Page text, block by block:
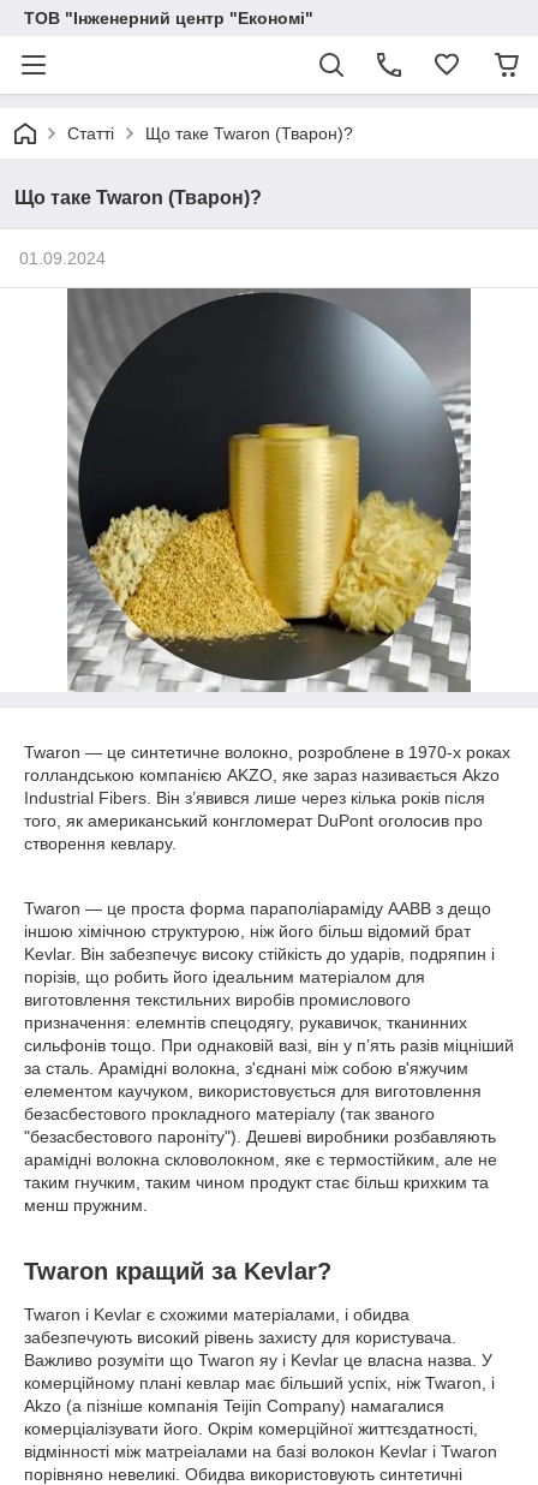
ТОВ "Інженерний центр "Економі"
Статті Що таке Twaron (Тварон)?
Що таке Twaron (Тварон)?
01.09.2024
Twaron — це синтетичне волокно, розроблене в 1970-х роках
голландською компанією AKZO, яке зараз називається Akzo
Industrial Fibers. Він з’явився лише через кілька років після
того, як американський конгломерат DuPont оголосив про
створення кевлару.
Twaron — це проста форма параполіараміду AABB з дещо
іншою хімічною структурою, ніж його більш відомий брат
Kevlar. Він забезпечує високу стійкість до ударів, подряпин і
порізів, що робить його ідеальним матеріалом для
виготовлення текстильних виробів промислового
призначення: елемнтів спецодягу, рукавичок, тканинних
сильфонів тощо. При однаковій вазі, він у п’ять разів міцніший
за сталь. Арамідні волокна, з'єднані між собою в'яжучим
елементом каучуком, використовується для виготовлення
безасбестового прокладного матеріалу (так званого
"безасбестового пароніту"). Дешеві виробники розбавляють
арамідні волокна скловолокном, яке є термостійким, але не
таким гнучким, таким чином продукт стає більш крихким та
менш пружним.
Twaron кращий за Kevlar?
Twaron і Kevlar є схожими матеріалами, і обидва
забезпечують високий рівень захисту для користувача.
Важливо розуміти що Twaron яу і Kevlar це власна назва . У
комерційному плані кевлар має більший успіх, ніж Twaron, і
Akzo (а пізніше компанія Teijin Company) намагалися
комерціалізувати його. Окрім комерційної життєздатності,
відмінності між матреіалами на базі волокон Kevlar і Twaron
порівняно невеликі. Обидва використовують синтетичні